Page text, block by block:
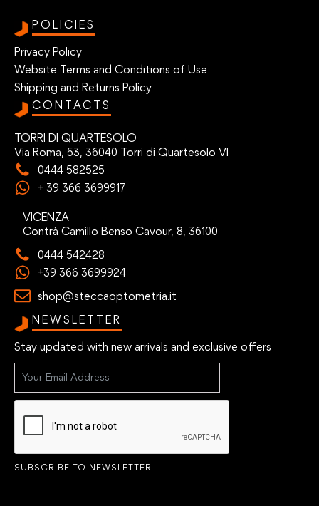
POLICIES
Privacy Policy
Website Terms and Conditions of Use
Shipping and Returns Policy
CONTACTS
TORRI DI QUARTESOLO
Via Roma, 53, 36040 Torri di Quartesolo VI
0444 582525
+ 39 366 3699917
VICENZA
Contrà Camillo Benso Cavour, 8, 36100
0444 542428
+39 366 3699924
shop@steccaoptometria.it
NEWSLETTER
Stay updated with new arrivals and exclusive offers
SUBSCRIBE TO NEWSLETTER